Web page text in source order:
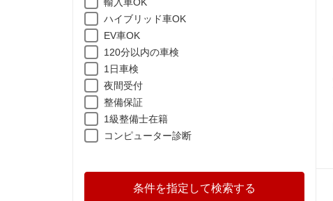
ハイブリッド車OK
EV車OK
120分以内の車検
1日車検
夜間受付
整備保証
1級整備士在籍
コンピューター診断
条件を指定して検索する